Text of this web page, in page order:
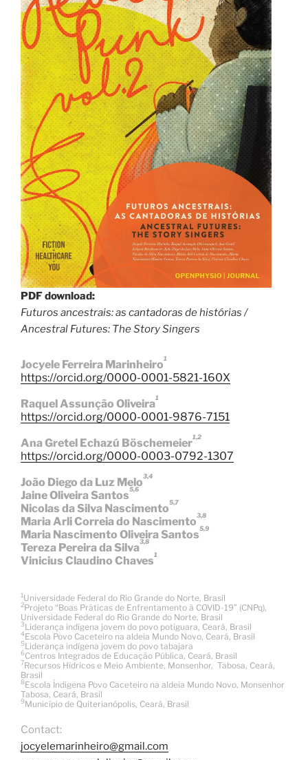
PDF download:
Futuros ancestrais: as cantadoras de histórias /
Ancestral Futures: The Story Singers
Jocyele Ferreira Marinheiro1
https://orcid.org/0000-0001-5821-160X
Raquel Assunção Oliveira1
https://orcid.org/0000-0001-9876-7151
Ana Gretel Echazú Böschemeier1,2
https://orcid.org/0000-0003-0792-1307
João Diego da Luz Melo3,4
Jaine Oliveira Santos5,6
Nicolas da Silva Nascimento5,7
Maria Arli Correia do Nascimento3,8
Maria Nascimento Oliveira Santos5,9
Tereza Pereira da Silva3,8
Vinicius Claudino Chaves1
1Universidade Federal do Rio Grande do Norte, Brasil
2Projeto “Boas Práticas de Enfrentamento à COVID-19” (CNPq),
Universidade Federal do Rio Grande do Norte, Brasil
3Liderança indígena jovem do povo potiguara, Ceará, Brasil
4Escola Povo Caceteiro na aldeia Mundo Novo, Ceará, Brasil
5Liderança indígena jovem do povo tabajara
6Centros Integrados de Educação Pública, Ceará, Brasil
7Recursos Hídricos e Meio Ambiente, Monsenhor, Tabosa, Ceará,
Brasil
8Escola Índigena Povo Caceteiro na aldeia Mundo Novo, Monsenhor
Tabosa, Ceará, Brasil
9Município de Quiterianópolis, Ceará, Brasil
Contact:
jocyelemarinheiro@gmail.com